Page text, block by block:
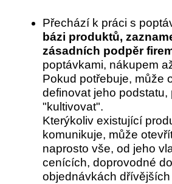
Přechází k práci s
bázi produktů,
zásadních podpěr
poptávkami, nákupem
Pokud potřebuje, může
definovat jeho
"kultivovat".
Kterýkoliv existující
komunikuje, může
naprosto vše, od jeho
cenících, doprovodné
objednávkách